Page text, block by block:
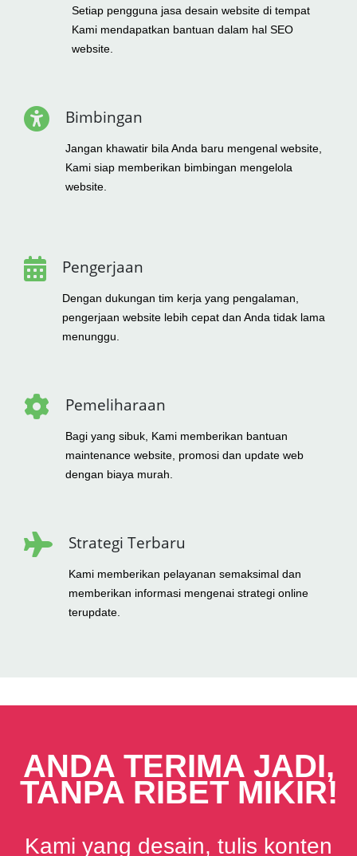
Setiap pengguna jasa desain website di tempat
Kami mendapatkan bantuan dalam hal SEO
website.
Bimbingan
Jangan khawatir bila Anda baru mengenal website,
Kami siap memberikan bimbingan mengelola
website.
Pengerjaan
Dengan dukungan tim kerja yang pengalaman,
pengerjaan website lebih cepat dan Anda tidak lama
menunggu.
Pemeliharaan
Bagi yang sibuk, Kami memberikan bantuan
maintenance website, promosi dan update web
dengan biaya murah.
Strategi Terbaru
Kami memberikan pelayanan semaksimal dan
memberikan informasi mengenai strategi online
terupdate.
ANDA TERIMA JADI,
TANPA RIBET MIKIR!
Kami yang desain, tulis konten